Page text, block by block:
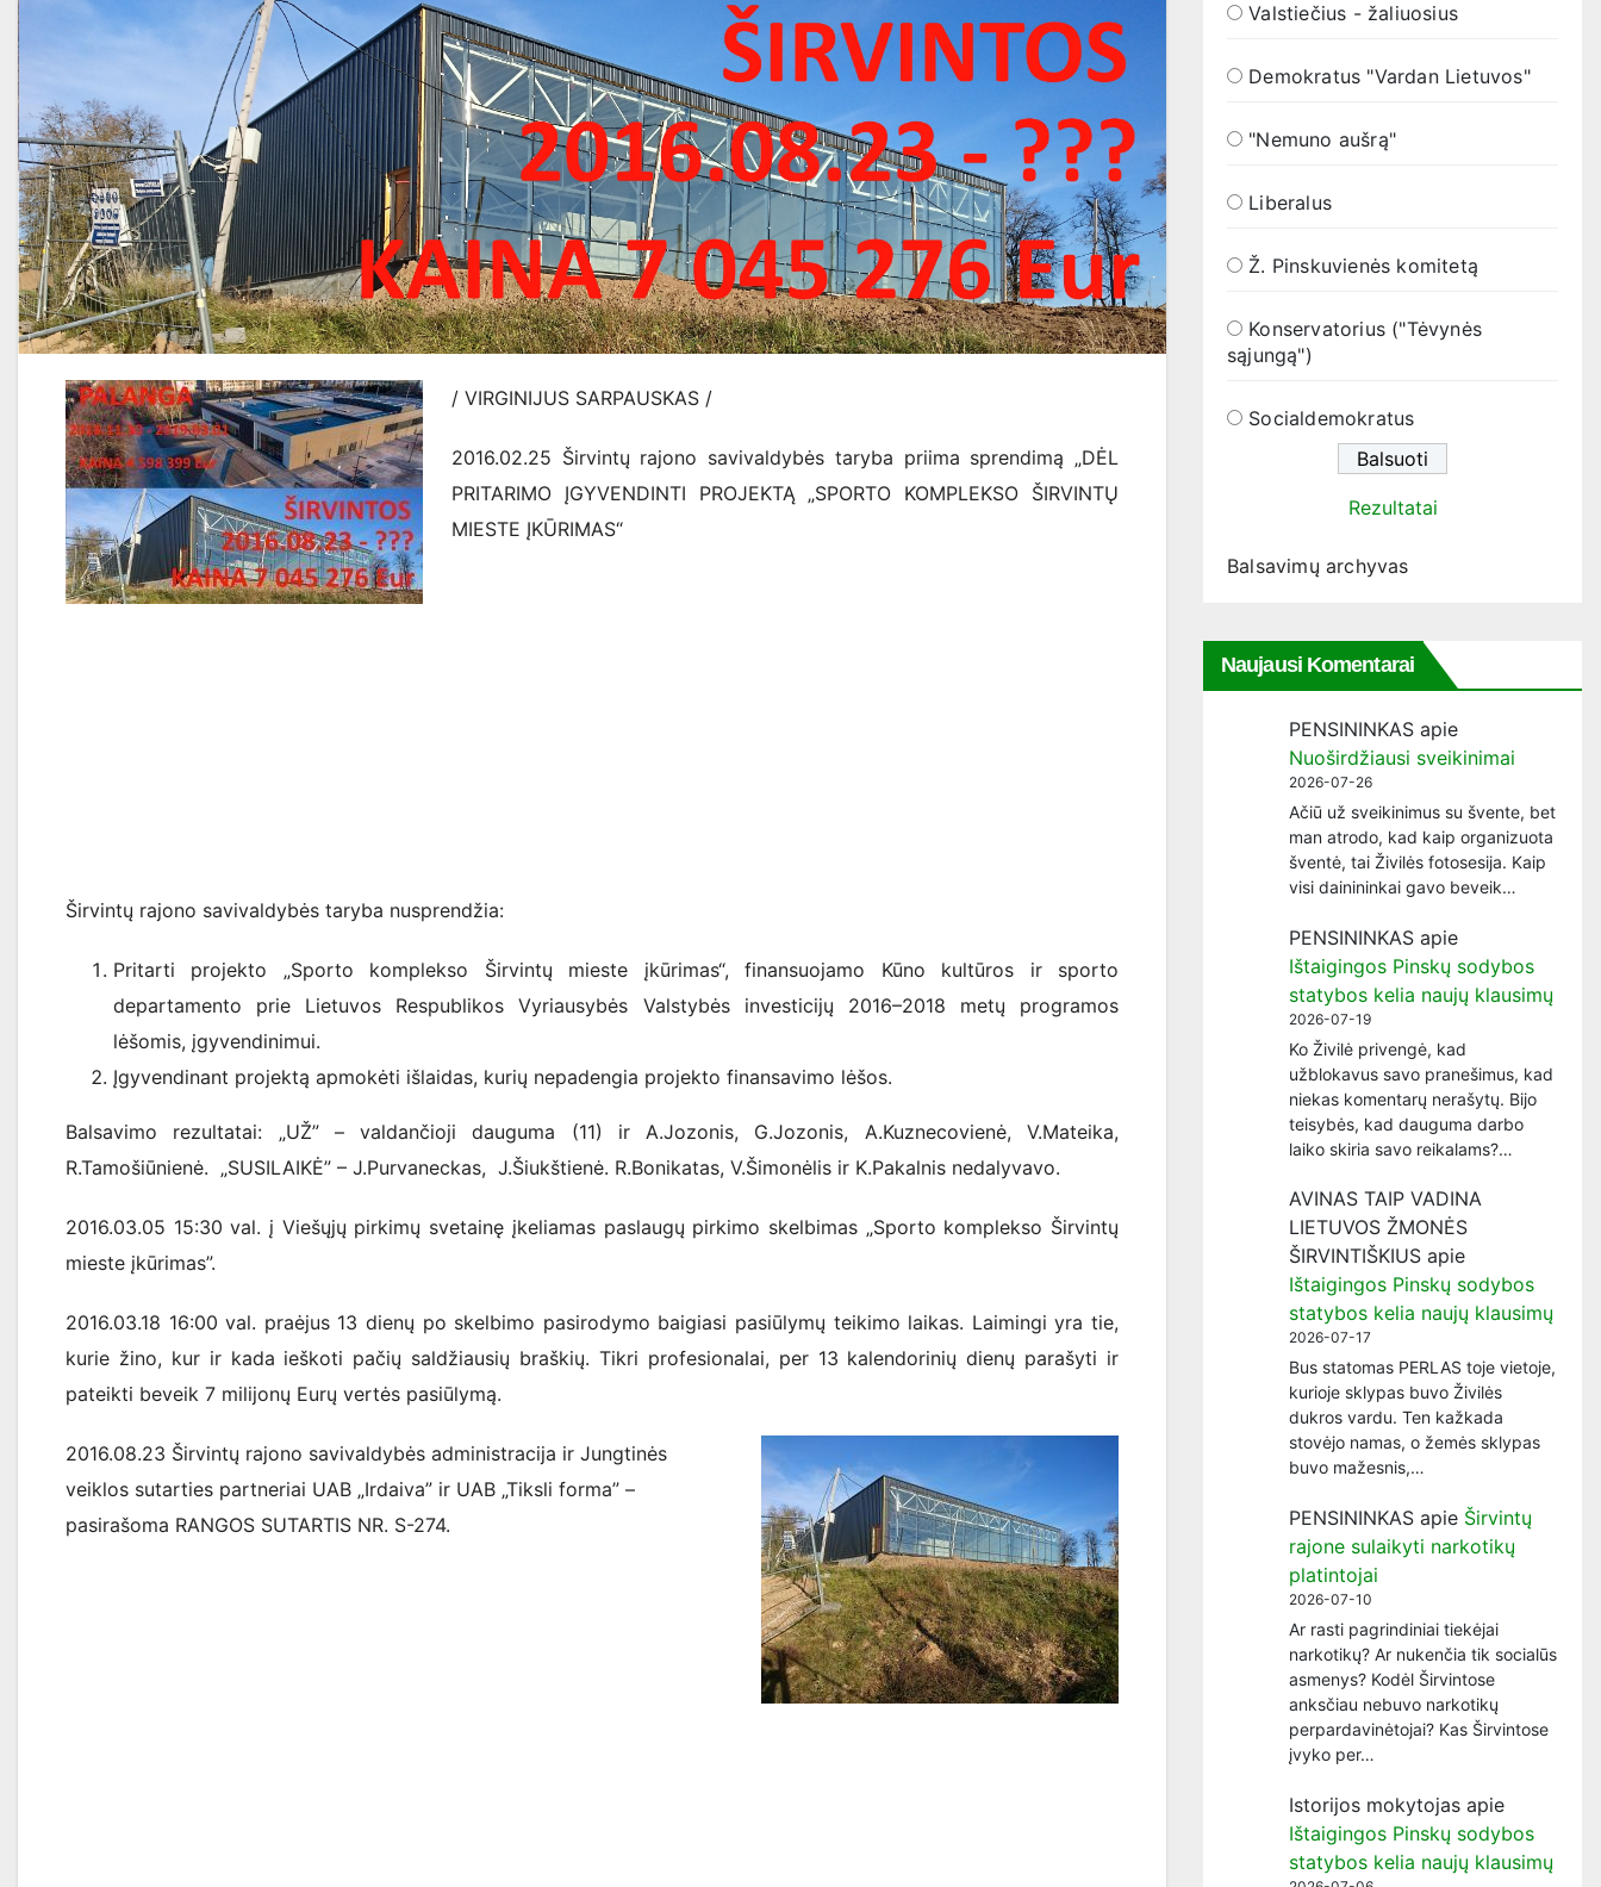
/ VIRGINIJUS SARPAUSKAS /
2016.02.25 Širvintų rajono savivaldybės taryba priima sprendimą „DĖL
PRITARIMO ĮGYVENDINTI PROJEKTĄ „SPORTO KOMPLEKSO ŠIRVINTŲ
MIESTE ĮKŪRIMAS“
Širvintų rajono savivaldybės taryba nusprendžia:
Pritarti projekto „Sporto komplekso Širvintų mieste įkūrimas“, finansuojamo Kūno kultūros ir sporto
departamento prie Lietuvos Respublikos Vyriausybės Valstybės investicijų 2016–2018 metų programos
lėšomis, įgyvendinimui.
Įgyvendinant projektą apmokėti išlaidas, kurių nepadengia projekto finansavimo lėšos.
Balsavimo rezultatai: „UŽ” – valdančioji dauguma (11) ir A.Jozonis, G.Jozonis, A.Kuznecovienė, V.Mateika,
R.Tamošiūnienė. „SUSILAIKĖ” – J.Purvaneckas, J.Šiukštienė. R.Bonikatas, V.Šimonėlis ir K.Pakalnis nedalyvavo.
2016.03.05 15:30 val. į Viešųjų pirkimų svetainę įkeliamas paslaugų pirkimo skelbimas „Sporto komplekso Širvintų
mieste įkūrimas”.
2016.03.18 16:00 val. praėjus 13 dienų po skelbimo pasirodymo baigiasi pasiūlymų teikimo laikas. Laimingi yra tie,
kurie žino, kur ir kada ieškoti pačių saldžiausių braškių. Tikri profesionalai, per 13 kalendorinių dienų parašyti ir
pateikti beveik 7 milijonų Eurų vertės pasiūlymą.
2016.08.23 Širvintų rajono savivaldybės administracija ir Jungtinės
veiklos sutarties partneriai UAB „Irdaiva” ir UAB „Tiksli forma” –
pasirašoma RANGOS SUTARTIS NR. S-274.
Valstiečius - žaliuosius
Demokratus "Vardan Lietuvos"
"Nemuno aušrą"
Liberalus
Ž. Pinskuvienės komitetą
Konservatorius ("Tėvynės
sąjungą")
Socialdemokratus
Rezultatai
Balsavimų archyvas
Naujausi Komentarai
PENSININKAS apie
Nuoširdžiausi sveikinimai
2026-07-26
Ačiū už sveikinimus su švente, bet
man atrodo, kad kaip organizuota
šventė, tai Živilės fotosesija. Kaip
visi dainininkai gavo beveik…
PENSININKAS apie
Ištaigingos Pinskų sodybos
statybos kelia naujų klausimų
2026-07-19
Ko Živilė privengė, kad
užblokavus savo pranešimus, kad
niekas komentarų nerašytų. Bijo
teisybės, kad dauguma darbo
laiko skiria savo reikalams?…
AVINAS TAIP VADINA
LIETUVOS ŽMONĖS
ŠIRVINTIŠKIUS apie
Ištaigingos Pinskų sodybos
statybos kelia naujų klausimų
2026-07-17
Bus statomas PERLAS toje vietoje,
kurioje sklypas buvo Živilės
dukros vardu. Ten kažkada
stovėjo namas, o žemės sklypas
buvo mažesnis,…
PENSININKAS apie Širvintų
rajone sulaikyti narkotikų
platintojai
2026-07-10
Ar rasti pagrindiniai tiekėjai
narkotikų? Ar nukenčia tik socialūs
asmenys? Kodėl Širvintose
anksčiau nebuvo narkotikų
perpardavinėtojai? Kas Širvintose
įvyko per…
Istorijos mokytojas apie
Ištaigingos Pinskų sodybos
statybos kelia naujų klausimų